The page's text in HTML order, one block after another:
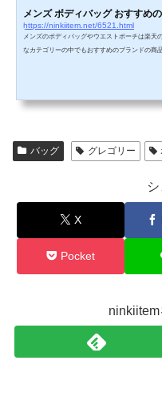
メンズ ボディバッグ おすすめ
https://ninkiitem.net/6521.html
メンズのボディバッグやウエストポーチは楽天
なカテゴリーの中でもおすすめのブランドの商
まとめはこちら↓①ニューエラ...
バッグ グレゴリー
X
Pocket